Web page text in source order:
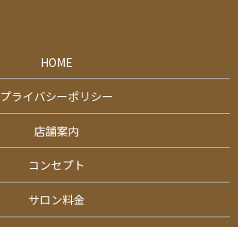
HOME
プライバシーポリシー
店舗案内
コンセプト
サロン料金